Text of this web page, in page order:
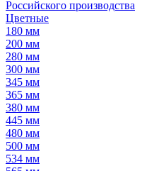
Российского производства
Цветные
180 мм
200 мм
280 мм
300 мм
345 мм
365 мм
380 мм
445 мм
480 мм
500 мм
534 мм